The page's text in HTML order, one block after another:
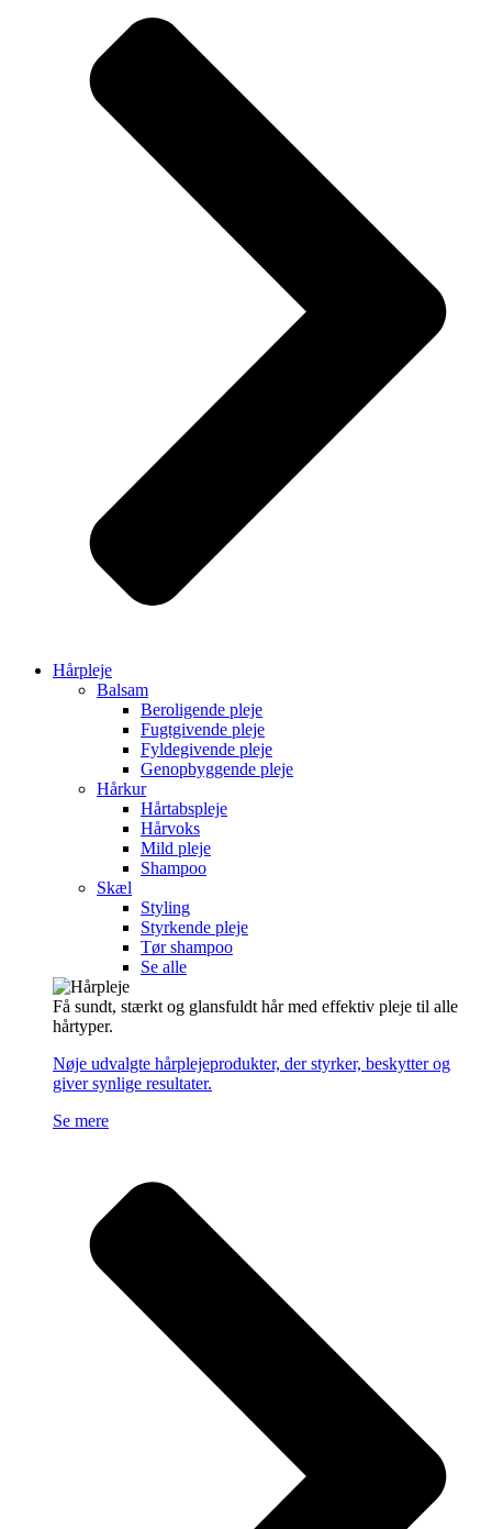
Hårpleje
Balsam
Beroligende pleje
Fugtgivende pleje
Fyldegivende pleje
Genopbyggende pleje
Hårkur
Hårtabspleje
Hårvoks
Mild pleje
Shampoo
Skæl
Styling
Styrkende pleje
Tør shampoo
Se alle
Få sundt, stærkt og glansfuldt hår med effektiv pleje til alle
hårtyper.
Nøje udvalgte hårplejeprodukter, der styrker, beskytter og
giver synlige resultater.
Se mere